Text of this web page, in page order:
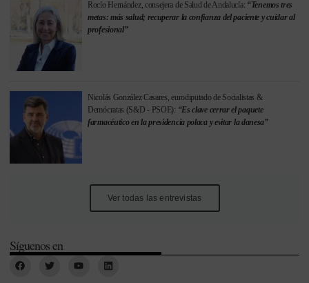
Rocío Hernández, consejera de Salud de Andalucía: “Tenemos tres
metas: más salud; recuperar la confianza del paciente y cuidar al
profesional”
Nicolás González Casares, eurodiputado de Socialistas &
Demócratas (S&D - PSOE): “Es clave cerrar el paquete
farmacéutico en la presidencia polaca y evitar la danesa”
Ver todas las entrevistas
Síguenos en